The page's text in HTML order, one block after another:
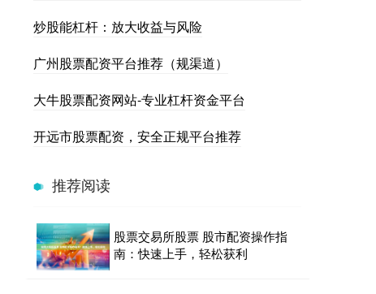
炒股能杠杆：放大收益与风险
广州股票配资平台推荐（规渠道）
大牛股票配资网站-专业杠杆资金平台
开远市股票配资，安全正规平台推荐
推荐阅读
股票交易所股票 股市配资操作指
南：快速上手，轻松获利